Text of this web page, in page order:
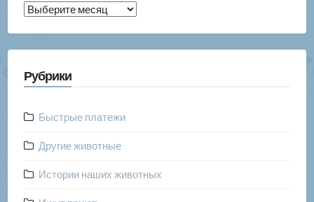
Архив
Рубрики
Быстрые платежи
Другие животные
Истории наших животных